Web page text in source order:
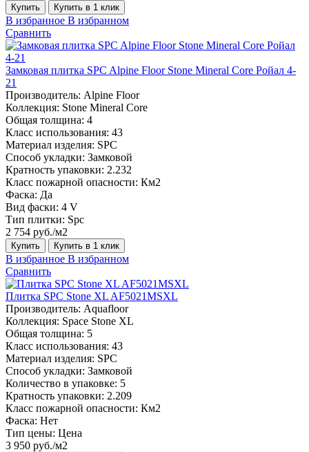
Купить Купить в 1 клик
В избранное В избранном
Сравнить
Замковая плитка SPC Alpine Floor Stone Mineral Core Ройал 4-
21
Производитель: Alpine Floor
Коллекция: Stone Mineral Core
Общая толщина: 4
Класс использования: 43
Материал изделия: SPC
Способ укладки: Замковой
Кратность упаковки: 2.232
Класс пожарной опасности: Км2
Фаска: Да
Вид фаски: 4 V
Тип плитки: Spc
2 754 руб./м2
Купить Купить в 1 клик
В избранное В избранном
Сравнить
Плитка SPC Stone XL AF5021MSXL
Производитель: Aquafloor
Коллекция: Space Stone XL
Общая толщина: 5
Класс использования: 43
Материал изделия: SPC
Способ укладки: Замковой
Количество в упаковке: 5
Кратность упаковки: 2.209
Класс пожарной опасности: Км2
Фаска: Нет
Тип цены: Цена
3 950 руб./м2